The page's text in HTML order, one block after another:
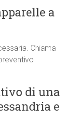
a
Chiama
di una
e